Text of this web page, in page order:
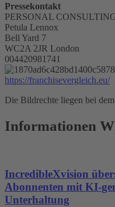
Pressekontakt
PERSONAL
Petula Lennox
Bell Yard 7
WC2A 2JR London
004420981741
https://franchisevergleich.eu/
Die Bildrechte liegen bei
Informationen
IncredibleXvision
Abonnenten mit KI-
Unterhaltung